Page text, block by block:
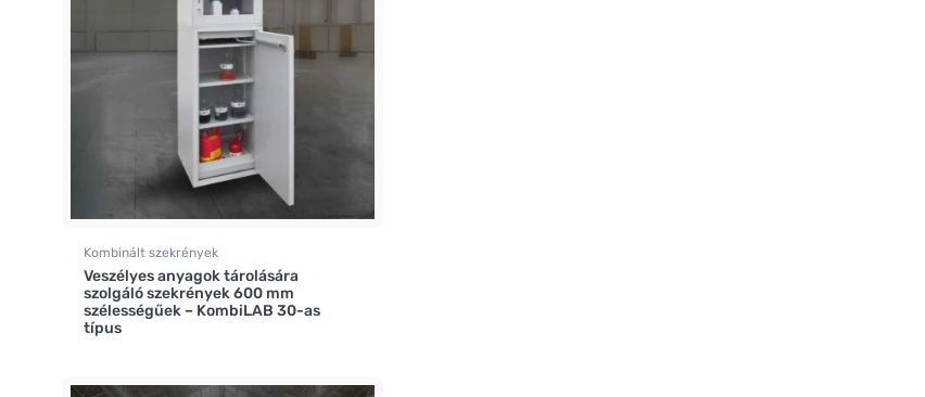
Kombinált szekrények
Veszélyes anyagok tárolására
szolgáló szekrények 600 mm
szélességűek – KombiLAB 30-as
típus